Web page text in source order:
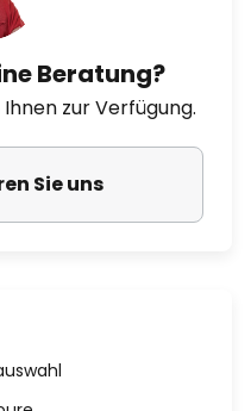
Beratung?
zur Verfügung.
Sie uns